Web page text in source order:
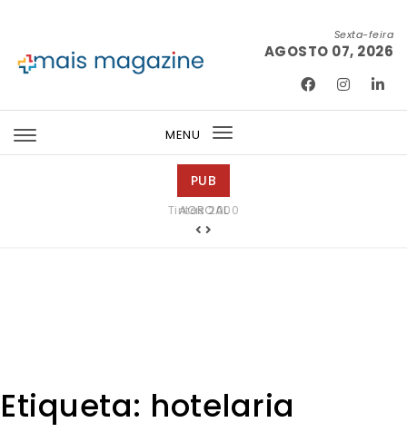
Sexta-feira
AGOSTO 07, 2026
MENU
Toggle
PUB
Tintas 2000
Etiqueta: hotelaria